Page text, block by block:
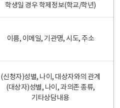
학생일 경우 학제정보(학교/학년)
이름, 이메일, 기관명, 시도, 주소
(신청자)성별, 나이, 대상자와의 관계
(대상자)성별, 나이, 과의존 종류,
기타상담내용